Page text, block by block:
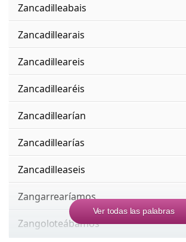
Zancadilleabais
Zancadillearais
Zancadilleareis
Zancadillearéis
Zancadillearían
Zancadillearías
Zancadilleaseis
Zangarrearíamos
Zangoloteábamos
Ver todas las palabras